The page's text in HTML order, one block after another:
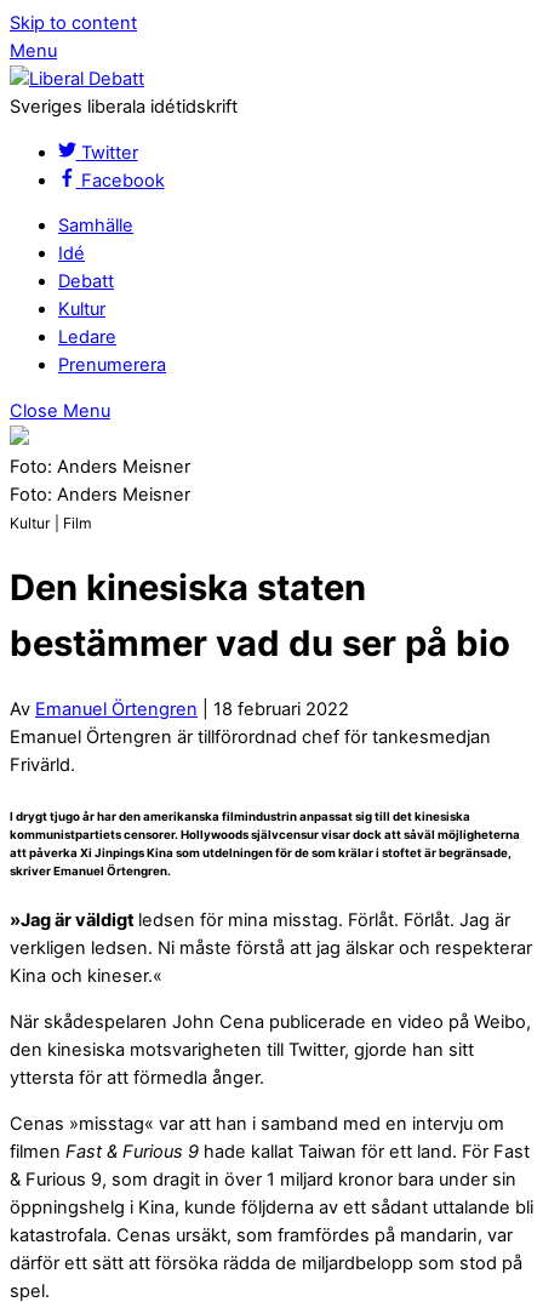
Skip to content
Menu
Sveriges liberala idétidskrift
Twitter
Facebook
Samhälle
Idé
Debatt
Kultur
Ledare
Prenumerera
Close Menu
Foto: Anders Meisner
Foto: Anders Meisner
Kultur | Film
Den kinesiska staten
bestämmer vad du ser på bio
Av Emanuel Örtengren | 18 februari 2022
Emanuel Örtengren är tillförordnad chef för tankesmedjan
Frivärld.
I drygt tjugo år har den amerikanska filmindustrin anpassat sig till det kinesiska
kommunistpartiets censorer. Hollywoods självcensur visar dock att såväl möjligheterna
att påverka Xi Jinpings Kina som utdelningen för de som krälar i stoftet är begränsade,
skriver Emanuel Örtengren.
»Jag är väldigt ledsen för mina misstag. Förlåt. Förlåt. Jag är
verkligen ledsen. Ni måste förstå att jag älskar och respekterar
Kina och kineser.«
När skådespelaren John Cena publicerade en video på Weibo,
den kinesiska motsvarigheten till Twitter, gjorde han sitt
yttersta för att förmedla ånger.
Cenas »misstag« var att han i samband med en intervju om
filmen Fast & Furious 9 hade kallat Taiwan för ett land. För Fast
& Furious 9, som dragit in över 1 miljard kronor bara under sin
öppningshelg i Kina, kunde följderna av ett sådant uttalande bli
katastrofala. Cenas ursäkt, som framfördes på mandarin, var
därför ett sätt att försöka rädda de miljardbelopp som stod på
spel.